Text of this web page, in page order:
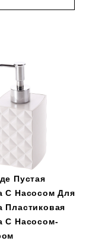
Пустая
С Насосом Для
Пластиковая
С Насосом-